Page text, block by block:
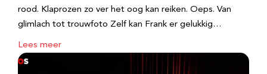
rood. Klaprozen zo ver het oog kan reiken. Oeps. Van
glimlach tot trouwfoto Zelf kan Frank er gelukkig…
Lees meer